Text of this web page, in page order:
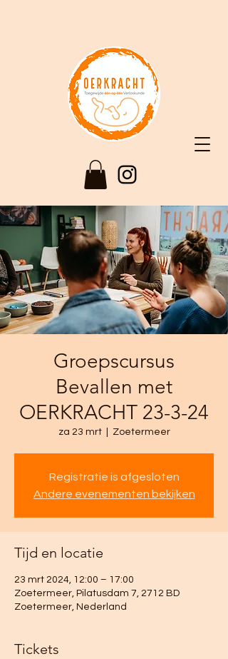
Groepscursus
Bevallen met
OERKRACHT 23-3-24
za 23 mrt
  |
Zoetermeer
Registratie is afgesloten
Andere evenementen bekijken
Tijd en locatie
23 mrt 2024, 12:00 – 17:00
Zoetermeer, Pilatusdam 7, 2712 BD
Zoetermeer, Nederland
Tickets